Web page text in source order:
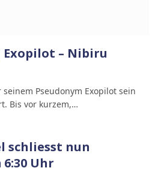
Exopilot – Nibiru
Pseudonym Exopilot sein
Bis vor kurzem,…
schliesst nun
Uhr